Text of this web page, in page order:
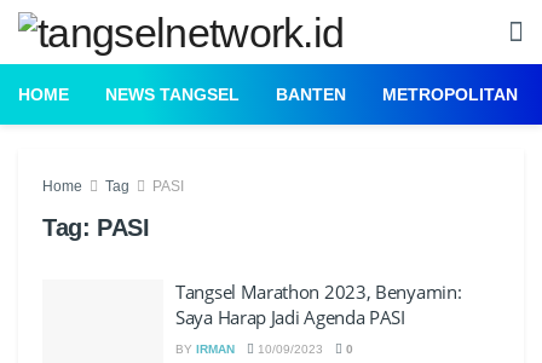
HOME NEWS TANGSEL BANTEN METROPOLITAN
Home Tag PASI
Tag: PASI
Tangsel Marathon 2023, Benyamin:
Saya Harap Jadi Agenda PASI
BY IRMAN 10/09/2023 0